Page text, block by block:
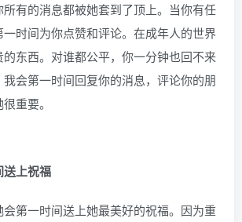
有的消息都被她套到了顶上。当你有任
时间为你点赞和评论。在成年人的世界
东西。对谁都公平，你一分钟也回不来
会第一时间回复你的消息，评论你的朋
重要。
送上祝福
第一时间送上她最美好的祝福。因为重